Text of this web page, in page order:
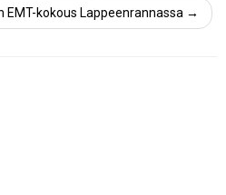
EMT-kokous Lappeenrannassa →